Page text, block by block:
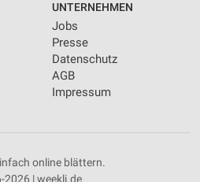
UNTERNEHMEN
Jobs
Presse
Datenschutz
AGB
Impressum
online blättern.
| weekli.de